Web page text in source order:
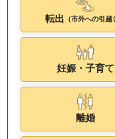
転出 （市外への引越
妊娠・子育て
離婚